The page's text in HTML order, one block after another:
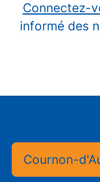
Connectez-
informé des